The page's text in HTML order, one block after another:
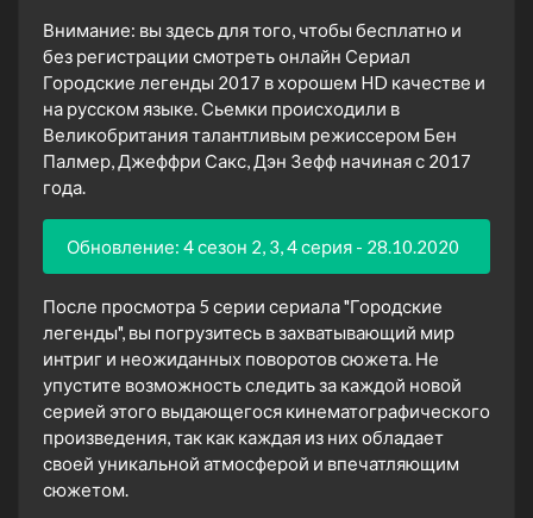
Внимание: вы здесь для того, чтобы бесплатно и
без регистрации смотреть онлайн Сериал
Городские легенды 2017 в хорошем HD качестве и
на русском языке. Сьемки происходили в
Великобритания талантливым режиссером Бен
Палмер, Джеффри Сакс, Дэн Зефф начиная с 2017
года.
Обновление: 4 сезон 2, 3, 4 серия - 28.10.2020
После просмотра 5 серии сериала "Городские
легенды", вы погрузитесь в захватывающий мир
интриг и неожиданных поворотов сюжета. Не
упустите возможность следить за каждой новой
серией этого выдающегося кинематографического
произведения, так как каждая из них обладает
своей уникальной атмосферой и впечатляющим
сюжетом.